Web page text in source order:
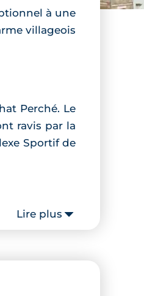
à une
villageois
Perché. Le
ravis par la
Sportif de
prestations
Lire plus